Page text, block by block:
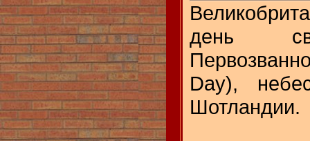
день
Day),
Шотландии.